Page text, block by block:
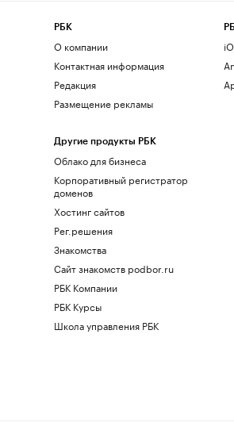
РБК
О компании
Контактная информация
Редакция
Размещение рекламы
Другие продукты РБК
Облако для бизнеса
Корпоративный регистратор
доменов
Хостинг сайтов
Рег.решения
Знакомства
Сайт знакомств podbor.ru
РБК Компании
РБК Курсы
Школа управления РБК